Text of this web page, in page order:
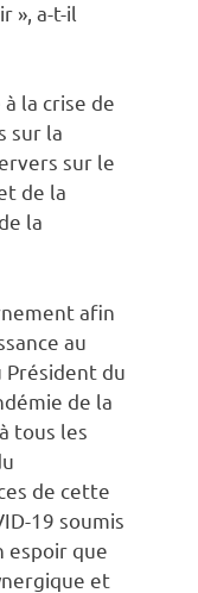
», a-t-il
la crise de
sur la
sur le
de la
la
afin
au
du
de la
tous les
de cette
19 soumis
espoir que
et